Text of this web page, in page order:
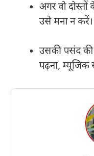
अगर वो दोस्तों
उसे मना न करें।
उसकी पसंद
पढ़ना, म्यूजिक